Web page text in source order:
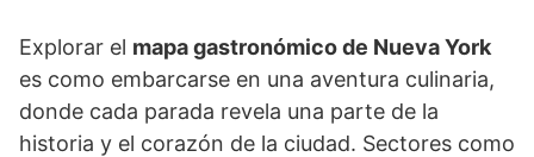
Explorar el mapa gastronómico de Nueva York
es como embarcarse en una aventura culinaria,
donde cada parada revela una parte de la
historia y el corazón de la ciudad. Sectores como